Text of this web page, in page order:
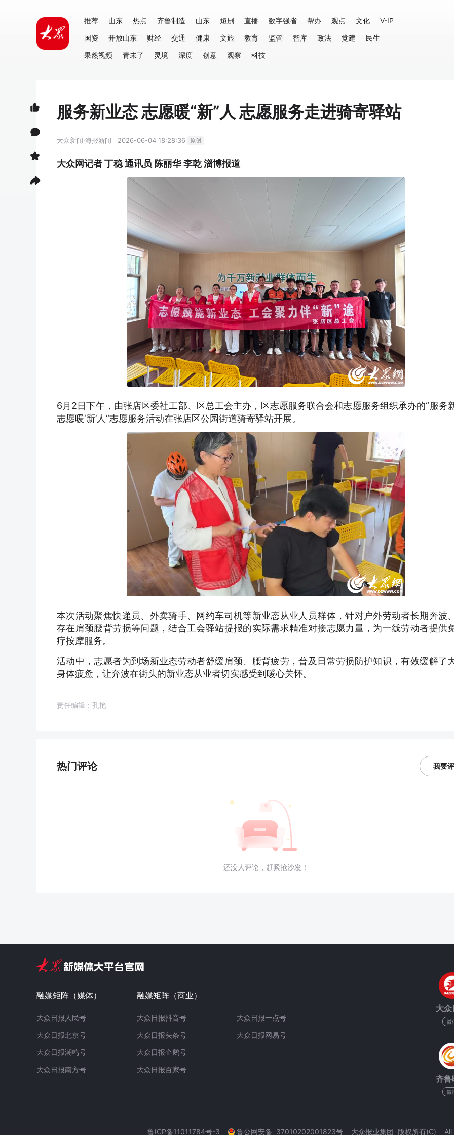
推荐 山东 热点 齐鲁制造 山东 短剧 直播 数字强省 帮办 观点 文化
V-IP
国资
开放山东 财经 交通 健康 文旅 教育 监管 智库 政法 党建
民生
果然视频
青未了 灵境 深度 创意 观察 科技
服务新业态 志愿暖“新”人 志愿服务走进骑寄驿站
大众新闻·海报新闻 2026-06-04 18:28:36 原创
大众网记者 丁稳 通讯员 陈丽华 李乾 淄博报道
6月2日下午，由张店区委社工部、区总工会主办，区志愿服务联合会和志愿服务组织承办的“服务
志愿暖‘新’人”志愿服务活动在张店区公园街道骑寄驿站开展。
本次活动聚焦快递员、外卖骑手、网约车司机等新业态从业人员群体，针对户外劳动者长期奔波
存在肩颈腰背劳损等问题，结合工会驿站提报的实际需求精准对接志愿力量，为一线劳动者提供
疗按摩服务。
活动中，志愿者为到场新业态劳动者舒缓肩颈、腰背疲劳，普及日常劳损防护知识，有效缓解了
身体疲惫，让奔波在街头的新业态从业者切实感受到暖心关怀。
责任编辑：孔艳
热门评论 我要
还没人评论，赶紧抢沙发！
融媒矩阵（媒体）
大众日报人民号
大众日报北京号
大众日报潮鸣号
大众日报南方号
融媒矩阵（商业）
大众日报抖音号
大众日报头条号
大众日报企鹅号
大众日报百家号
大众日报一点号
大众日报网易号
大
微
齐鲁
微
鲁ICP备11011784号-3 鲁公网安备 37010202001823号 大众报业集团 版权所有(C)